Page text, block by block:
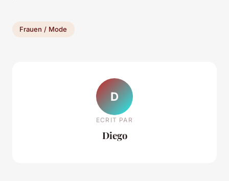
Frauen / Mode
D
ECRIT PAR
Diego